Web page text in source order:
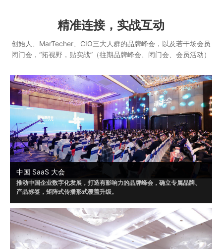
精准连接，实战互动
创始人、MarTecher、CIO三大人群的品牌峰会，以及若干场会员
闭门会，“拓视野，贴实战”（往期品牌峰会、闭门会、会员活动）
中国 SaaS 大会
推动中国企业数字化发展，打造有影响力的品牌峰会，确立专属品牌、
产品标签，矩阵式传播形式覆盖升级。